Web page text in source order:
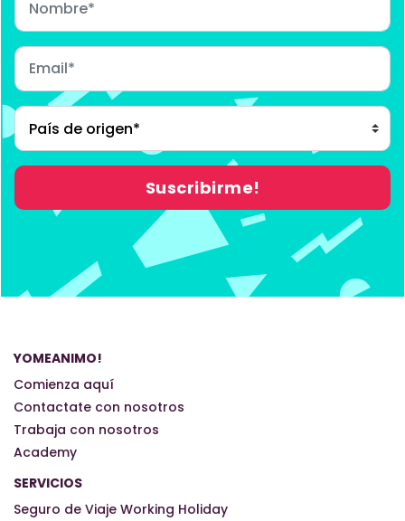
YOMEANIMO!
Comienza aquí
Contactate con nosotros
Trabaja con nosotros
Academy
SERVICIOS
Seguro de Viaje Working Holiday